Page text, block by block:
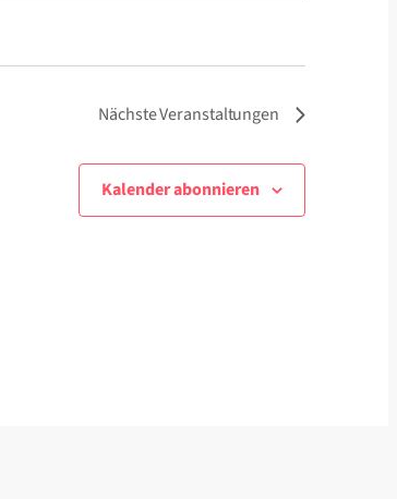
NächsteVeranstaltungen
Kalender abonnieren